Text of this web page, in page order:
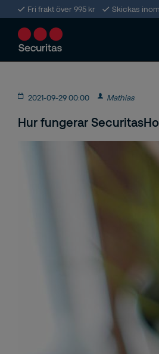
Fri frakt över 995 kr Skickas
2021-09-29 00:00 Mathias
Hur fungerar